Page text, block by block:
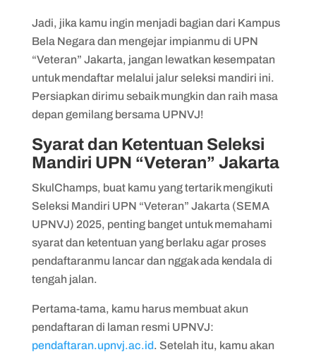
Jadi, jika kamu ingin menjadi bagian dari Kampus
Bela Negara dan mengejar impianmu di UPN
“Veteran” Jakarta, jangan lewatkan kesempatan
untuk mendaftar melalui jalur seleksi mandiri ini.
Persiapkan dirimu sebaik mungkin dan raih masa
depan gemilang bersama UPNVJ!
Syarat dan Ketentuan Seleksi
Mandiri UPN “Veteran” Jakarta
SkulChamps, buat kamu yang tertarik mengikuti
Seleksi Mandiri UPN “Veteran” Jakarta (SEMA
UPNVJ) 2025, penting banget untuk memahami
syarat dan ketentuan yang berlaku agar proses
pendaftaranmu lancar dan nggak ada kendala di
tengah jalan.
Pertama-tama, kamu harus membuat akun
pendaftaran di laman resmi UPNVJ:
pendaftaran.upnvj.ac.id. Setelah itu, kamu akan